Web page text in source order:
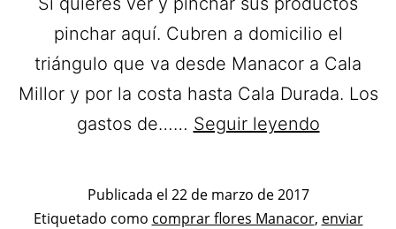
pinchar aquí. Cubren a domicilio el
triángulo que va desde Manacor a Cala
Millor y por la costa hasta Cala Durada. Los
gastos de…… Seguir leyendo
a
Publicada el 22 de marzo de 2017
Categorizado
Etiquetado como comprar flores Manacor, enviar